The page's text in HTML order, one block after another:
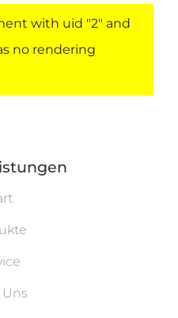
with uid "2" and
no rendering